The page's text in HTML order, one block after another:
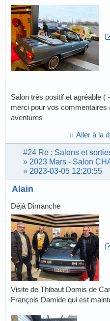
Salon très positif et agréable (
merci pour vos commentaires
aventures
Aller à la
#24 Re : Salons et
» 2023 Mars - Salon
» 2023-03-05 12:20:55
Alain
Déjà Dimanche
Visite de Thibaut Domis de
François Damide qui est